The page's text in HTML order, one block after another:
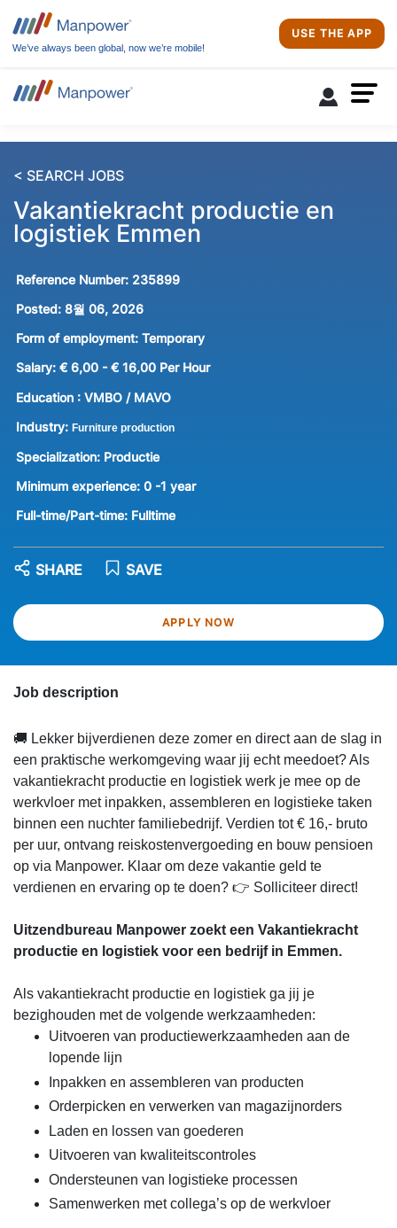
We’ve always been global, now we’re mobile!
USE THE APP
< SEARCH JOBS
Vakantiekracht productie en
logistiek Emmen
Reference Number: 235899
Posted: 8월 06, 2026
Form of employment: Temporary
Salary: € 6,00 - € 16,00 Per Hour
Education : VMBO / MAVO
Industry: Furniture production
Specialization: Productie
Minimum experience: 0 -1 year
Full-time/Part-time: Fulltime
APPLY NOW
SAVE
SHARE
Job description
🚚 Lekker bijverdienen deze zomer en direct aan de slag in
een praktische werkomgeving waar jij echt meedoet? Als
vakantiekracht productie en logistiek werk je mee op de
werkvloer met inpakken, assembleren en logistieke taken
binnen een nuchter familiebedrijf. Verdien tot € 16,- bruto
per uur, ontvang reiskostenvergoeding en bouw pensioen
op via Manpower. Klaar om deze vakantie geld te
verdienen en ervaring op te doen? 👉 Solliciteer direct!
Uitzendbureau Manpower zoekt een Vakantiekracht
productie en logistiek voor een bedrijf in Emmen.
Als vakantiekracht productie en logistiek ga jij je
bezighouden met de volgende werkzaamheden:
Uitvoeren van productiewerkzaamheden aan de
lopende lijn
Inpakken en assembleren van producten
Orderpicken en verwerken van magazijnorders
Laden en lossen van goederen
Uitvoeren van kwaliteitscontroles
Ondersteunen van logistieke processen
Samenwerken met collega’s op de werkvloer